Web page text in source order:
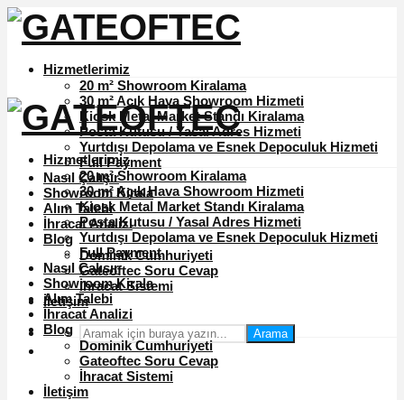
Hizmetlerimiz
20 m² Showroom Kiralama
30 m² Açık Hava Showroom Hizmeti
Kiosk Metal Market Standı Kiralama
Posta Kutusu / Yasal Adres Hizmeti
Yurtdışı Depolama ve Esnek Depoculuk Hizmeti
Full Payment
Nasıl Çalışır
Showroom Kirala
Alım Talebi
İhracat Analizi
Blog
Dominik Cumhuriyeti
Gateoftec Soru Cevap
İhracat Sistemi
İletişim
Arama
Hizmetlerimiz
20 m² Showroom Kiralama
30 m² Açık Hava Showroom Hizmeti
Kiosk Metal Market Standı Kiralama
Posta Kutusu / Yasal Adres Hizmeti
Yurtdışı Depolama ve Esnek Depoculuk Hizmeti
Full Payment
Nasıl Çalışır
Showroom Kirala
Alım Talebi
İhracat Analizi
Blog
Dominik Cumhuriyeti
Gateoftec Soru Cevap
İhracat Sistemi
İletişim